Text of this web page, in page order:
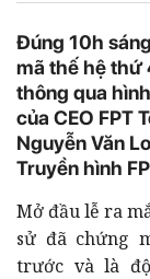
Đúng 10h
mã thế hệ thứ
thông qua
của CEO FPT
Nguyễn Văn
Truyền hình
Mở đầu lễ ra
sử đã chứng
trước và là